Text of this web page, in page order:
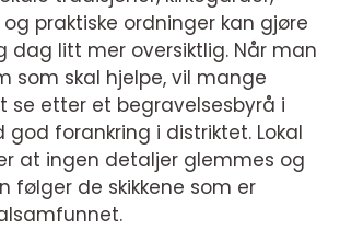
praktiske ordninger kan gjøre
litt mer oversiktlig. Når man
som skal hjelpe, vil mange
se etter et begravelsesbyrå i
god forankring i distriktet. Lokal
at ingen detaljer glemmes og
følger de skikkene som er